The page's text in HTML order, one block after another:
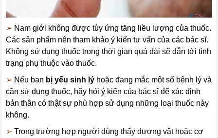
➢ Nam giới không được tùy ứng tăng liều lượng của thuốc.
Các sản phẩm nên tham khảo ý kiến tư vấn của các bác sĩ.
Không sử dụng thuốc trong thời gian quá dài sẽ dẫn tới tình
trạng phụ thuộc vào thuốc.
➢ Nếu bạn bị yếu sinh lý hoặc đang mắc một số bệnh lý và
cần sử dụng thuốc, hãy hỏi ý kiến của bác sĩ để xác định
bản thân có thật sự phù hợp sử dụng những loại thuốc này
không.
➢Trong trường hợp người dùng thấy dương vật hoặc cơ